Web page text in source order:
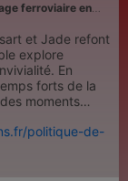
ferroviaire en
et Jade refont
explore
En
forts de la
moments
politique-de-